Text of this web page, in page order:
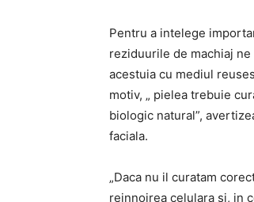
Pentru a intelege
reziduurile de machiaj
acestuia cu mediul
motiv, „ pielea trebuie
biologic natural”,
faciala.
„Daca nu il curatam
reinnoirea celulara si, in